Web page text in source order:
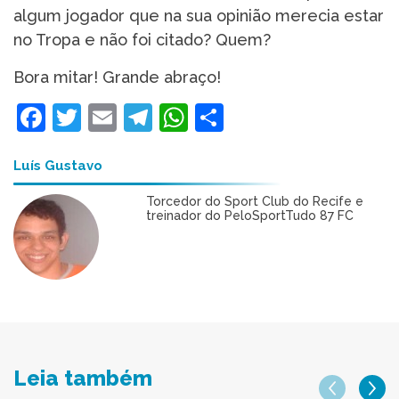
algum jogador que na sua opinião merecia estar
no Tropa e não foi citado? Quem?
Bora mitar! Grande abraço!
Facebook
Twitter
EmailTelegram
WhatsApp
Luís Gustavo
Torcedor do Sport Club do Recife e
treinador do PeloSportTudo 87 FC
Leia também